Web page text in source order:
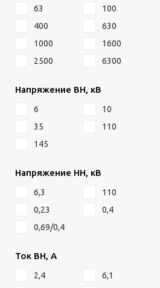
63
100
400
630
1000
1600
2500
6300
Напряжение ВН, кВ
6
10
35
110
145
Напряжение НН, кВ
6,3
110
0,23
0,4
0,69/0,4
Ток ВН, А
2,4
6,1